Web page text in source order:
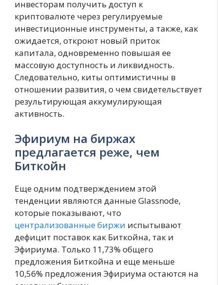
инвесторам получить доступ к
криптовалюте через регулируемые
инвестиционные инструменты, а также, как
ожидается, откроют новый приток
капитала, одновременно повышая ее
массовую доступность и ликвидность.
Следовательно, киты оптимистичны в
отношении развития, о чем свидетельствует
результирующая аккумулирующая
активность.
Эфириум на биржах
предлагается реже, чем
Биткойн
Еще одним подтверждением этой
тенденции являются данные Glassnode,
которые показывают, что
централизованные биржи испытывают
дефицит поставок как Биткойна, так и
Эфириума. Только 11,73% общего
предложения Биткойна и еще меньше
10,56% предложения Эфириума остаются на